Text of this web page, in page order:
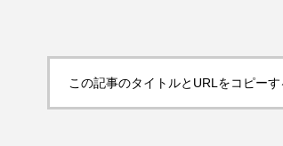
この記事のタイトルとURLをコピーす